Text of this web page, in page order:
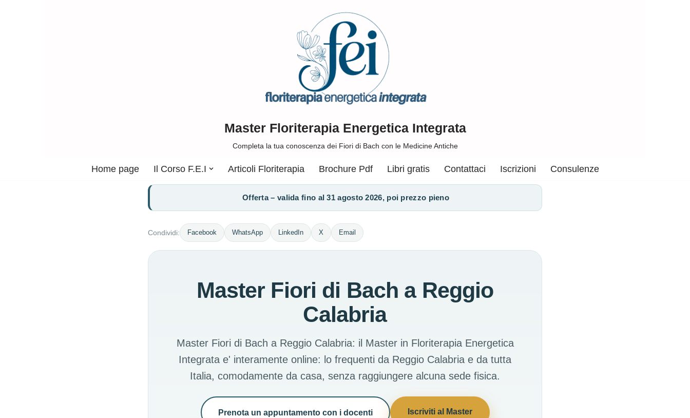
Master Floriterapia Energetica Integrata
Completa la tua conoscenza dei Fiori di Bach con le Medicine Antiche
Home page Il Corso F.E.I Articoli Floriterapia Brochure Pdf Libri gratis Contattaci Iscrizioni Consulenze
Offerta – valida fino al 31 agosto 2026, poi prezzo pieno
Condividi: Facebook WhatsApp LinkedIn X Email
Master Fiori di Bach a Reggio
Calabria
Master Fiori di Bach a Reggio Calabria: il Master in Floriterapia Energetica
Integrata e' interamente online: lo frequenti da Reggio Calabria e da tutta
Italia, comodamente da casa, senza raggiungere alcuna sede fisica.
Prenota un appuntamento con i docenti Iscriviti al Master